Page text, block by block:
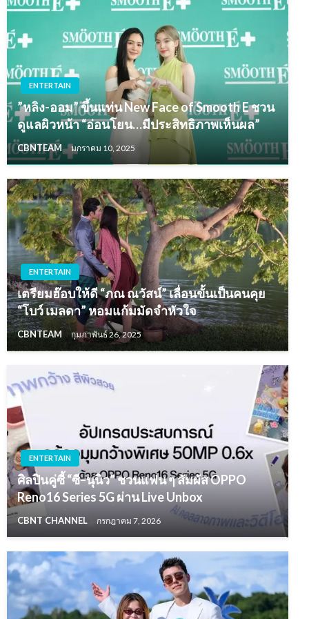
ENTERTAIN
”หลิง-ออม” ขึ้นแท่น New Face of Smooth E ชวน
ดูแลผิวหน้า “อ่อนโยน…มีประสิทธิภาพเห็นผล”
CBNTEAM มกราคม 10, 2025
ENTERTAIN
เตรียมฮ๊อบให้ดี “ภณ ณวัสน์” เลื่อนขั้นเป็นคนคุย
“โบว์ เมลดา” หอมแก้มมัดจำหัวใจ
CBNTEAM กุมภาพันธ์ 26, 2025
ENTERTAIN
ศิลปินคู่ซี้ “ซี–นุนิว” ชวนแฟน ๆ สัมผัส OPPO
Reno16 Series 5G ผ่าน Live Unbox
CBNT CHANNEL กรกฎาคม 7, 2026